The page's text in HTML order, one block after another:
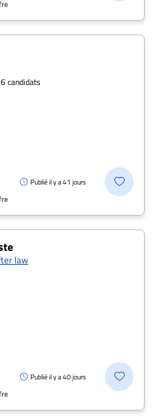
candidats
Publié il y a 41 jours
law
Publié il y a 40 jours